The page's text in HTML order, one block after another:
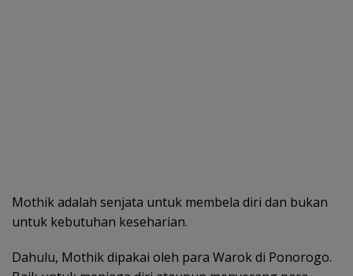
Mothik adalah senjata untuk membela diri dan bukan
untuk kebutuhan keseharian.
Dahulu, Mothik dipakai oleh para Warok di Ponorogo.